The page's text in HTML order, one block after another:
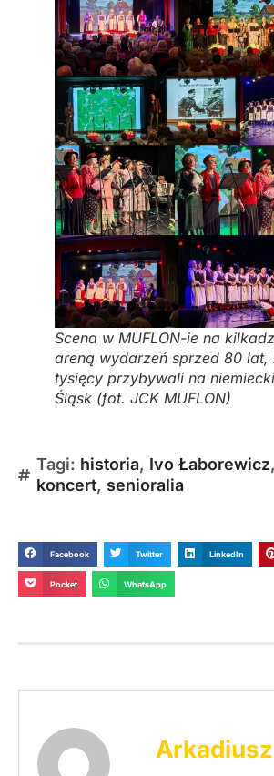
Scena w MUFLON-ie na
areną wydarzeń sprzed 80
tysięcy przybywali na
Śląsk (fot. JCK MUFLON)
Tagi: historia, Ivo Łaborewicz,
koncert, senioralia
Facebook Twitter LinkedIn
Pocket WhatsApp